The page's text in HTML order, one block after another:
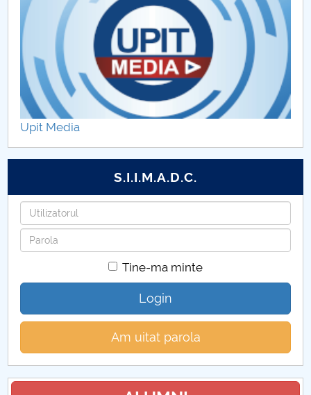
Upit Media
S.I.I.M.A.D.C.
Utilizatorul
Parola
Tine-ma minte
Login
Am uitat parola